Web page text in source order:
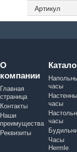
Артикул
О
компании
Главная
страница
Контакты
Наши
преимущества
Реквизиты
часы
часы
часы
Часы
Hermle